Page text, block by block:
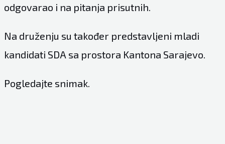
odgovarao i na pitanja prisutnih.
Na druženju su također predstavljeni mladi
kandidati SDA sa prostora Kantona Sarajevo.
Pogledajte snimak.